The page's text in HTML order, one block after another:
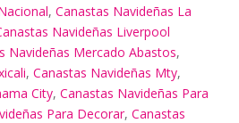
,Canastas Navideñas La
Navideñas Liverpool
Navideñas Mercado Abastos,
,Canastas Navideñas Mty,
City,Canastas Navideñas Para
Para Decorar,Canastas